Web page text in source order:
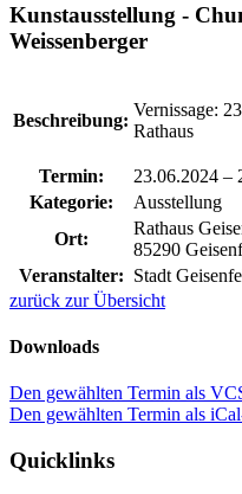
Kunstausstellung -
Weissenberger
Beschreibung:
Vernissage:
Rathaus
Termin: 23.06.2024 –
Kategorie:
Ausstellung
Ort:
Rathaus
85290
Veranstalter: Stadt
zurück zur Übersicht
Downloads
Den gewählten Termin als
Den gewählten Termin als
Quicklinks